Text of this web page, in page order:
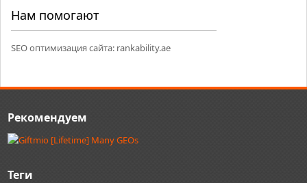
Нам помогают
SEO оптимизация сайта: rankability.ae
Рекомендуем
Теги